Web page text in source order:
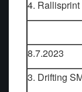
4. Rallisprint
8.7.2023
3. Drifting